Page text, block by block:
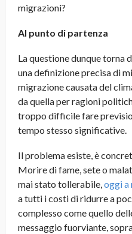
migrazioni?
Al punto di partenza
La questione dunque torna
una definizione precisa di
migrazione causata del
da quella per ragioni
troppo difficile fare
tempo stesso significative.
Il problema esiste, è
Morire di fame, sete o
mai stato tollerabile,oggi a
a tutti i costi di ridurre a
complesso come quello
messaggio fuorviante,